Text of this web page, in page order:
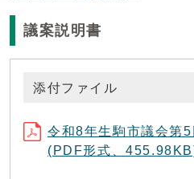
議案説明書
添付ファイル
令和8年生駒市議会第
(PDF形式、